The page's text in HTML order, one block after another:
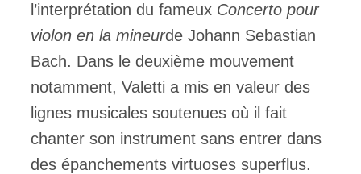
l’interprétation du fameux Concerto pour
violon en la mineurde Johann Sebastian
Bach. Dans le deuxième mouvement
notamment, Valetti a mis en valeur des
lignes musicales soutenues où il fait
chanter son instrument sans entrer dans
des épanchements virtuoses superflus.